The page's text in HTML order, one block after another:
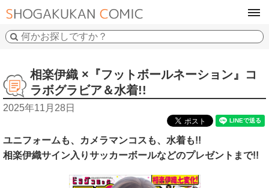
相楽伊織 ×『フットボールネーション』コ
ラボグラビア＆水着!!
2025年11月28日
ユニフォームも、カメラマンコスも、水着も!!
相楽伊織サイン入りサッカーボールなどのプレゼントまで!!